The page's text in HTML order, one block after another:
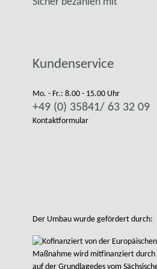
Kundenservice
Mo. - Fr.: 8.00 - 15.00 Uhr
+49 (0) 35841/ 63 32 09
Kontaktformular
Der Umbau wurde gefördert durch: